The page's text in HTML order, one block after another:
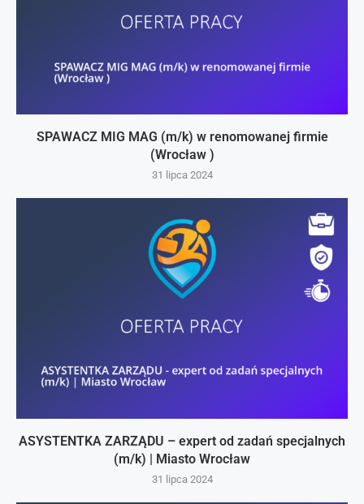
SPAWACZ MIG MAG (m/k) w renomowanej firmie
(Wrocław )
31 lipca 2024
ASYSTENTKA ZARZĄDU – expert od zadań specjalnych
(m/k) | Miasto Wrocław
31 lipca 2024